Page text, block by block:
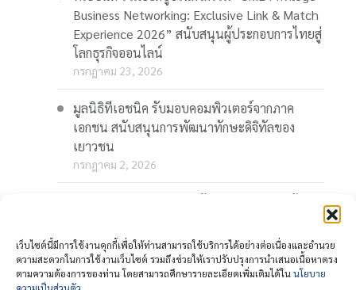
เว็บไซต์นี้มีการใช้งานคุกกี้เพื่อให้ท่านสามารถใช้บริการได้อย่างต่อเนื่องและอำนวย
ความสะดวกในการใช้งานเว็บไซต์ รวมถึงช่วยให้เราปรับปรุงการนำเสนอเนื้อหาตรง
ตามความต้องการของท่าน โดยสามารถศึกษารายละเอียดเพิ่มเติมได้ในนโยบาย
Business Networking: Exclusive Link & Match
Experience 2026” สนับสนุนผู้ประกอบการไทยสู่
โลกธุรกิจออนไลน์
กรกฎาคม 23, 2026
มูลนิธิทีเอชนิค รับมอบคอมพิวเตอร์จากภาค
เอกชน สนับสนุนการพัฒนาทักษะดิจิทัลของ
เยาวชน
กรกฎาคม 2, 2026
Business: AI พลิกเกมธุรกิจ สร้างโอกาสใหม่ใน
โลกดิจิทัล” 23 กรกฎาคมนี้
กรกฎาคม 1, 2026